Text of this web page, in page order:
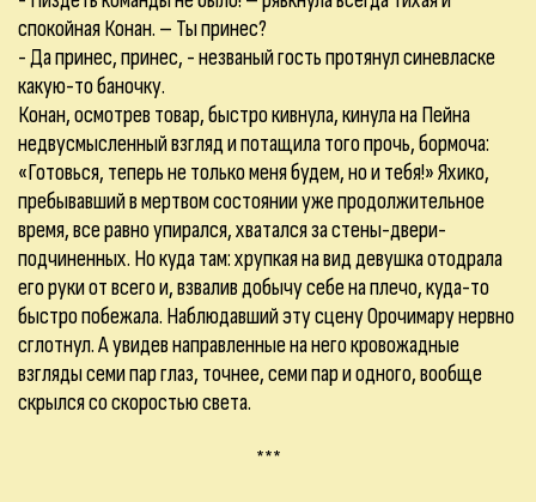
спокойная Конан. – Ты принес?
- Да принес, принес, - незваный гость протянул синевласке
какую-то баночку.
Конан, осмотрев товар, быстро кивнула, кинула на Пейна
недвусмысленный взгляд и потащила того прочь, бормоча:
«Готовься, теперь не только меня будем, но и тебя!» Яхико,
пребывавший в мертвом состоянии уже продолжительное
время, все равно упирался, хватался за стены-двери-
подчиненных. Но куда там: хрупкая на вид девушка отодрала
его руки от всего и, взвалив добычу себе на плечо, куда-то
быстро побежала. Наблюдавший эту сцену Орочимару нервно
сглотнул. А увидев направленные на него кровожадные
взгляды семи пар глаз, точнее, семи пар и одного, вообще
скрылся со скоростью света.
***